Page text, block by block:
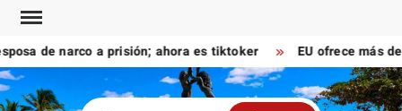
Saltar
contenido
de narco a prisión; ahora es tiktoker EU ofrece más de